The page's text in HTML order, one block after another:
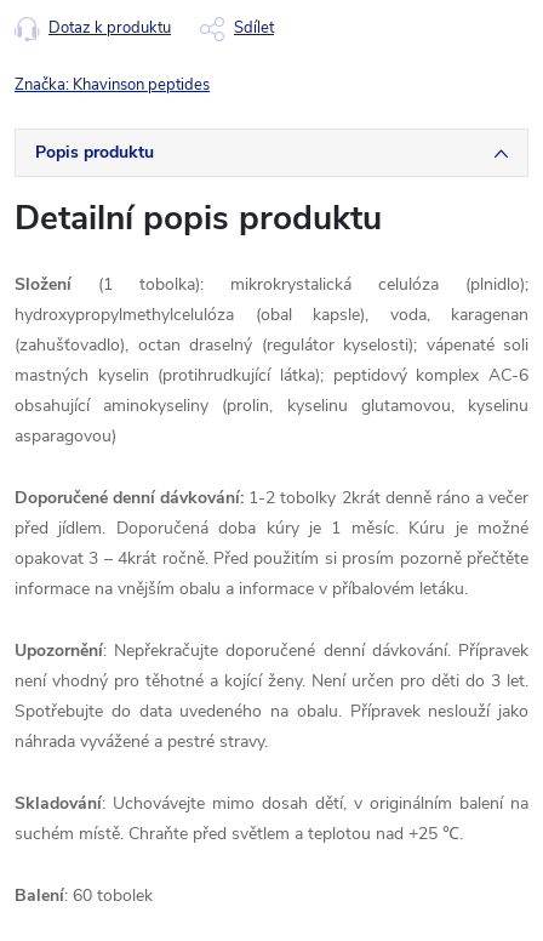
Dotaz k produktu Sdílet
Značka: Khavinson peptides
Popis produktu
Detailní popis produktu
Složení (1 tobolka): mikrokrystalická celulóza (plnidlo);
hydroxypropylmethylcelulóza (obal kapsle), voda, karagenan
(zahušťovadlo), octan draselný (regulátor kyselosti); vápenaté soli
mastných kyselin (protihrudkující látka); peptidový komplex AC-6
obsahující aminokyseliny (prolin, kyselinu glutamovou, kyselinu
asparagovou)
Doporučené denní dávkování: 1-2 tobolky 2krát denně ráno a večer
před jídlem. Doporučená doba kúry je 1 měsíc. Kúru je možné
opakovat 3 – 4krát ročně. Před použitím si prosím pozorně přečtěte
informace na vnějším obalu a informace v příbalovém letáku.
Upozornění: Nepřekračujte doporučené denní dávkování. Přípravek
není vhodný pro těhotné a kojící ženy. Není určen pro děti do 3 let.
Spotřebujte do data uvedeného na obalu. Přípravek neslouží jako
náhrada vyvážené a pestré stravy.
Skladování: Uchovávejte mimo dosah dětí, v originálním balení na
suchém místě. Chraňte před světlem a teplotou nad +25 ℃.
Balení: 60 tobolek